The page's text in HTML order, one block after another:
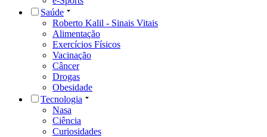
Saúde
Roberto Kalil - Sinais Vitais
Alimentação
Exercícios Físicos
Vacinação
Câncer
Drogas
Obesidade
Tecnologia
Nasa
Ciência
Curiosidades